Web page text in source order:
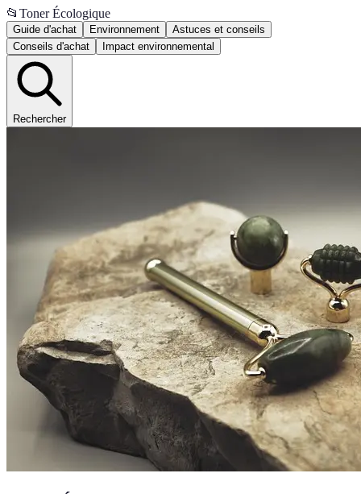
📂 Toner Écologique
Guide d'achat Environnement
Astuces et conseils
Conseils d'achat
Impact environnemental
Rechercher